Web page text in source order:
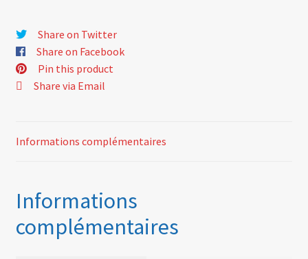
mm
Share on Twitter
Share on Facebook
Pin this product
Share via Email
Informations complémentaires
Informations
complémentaires